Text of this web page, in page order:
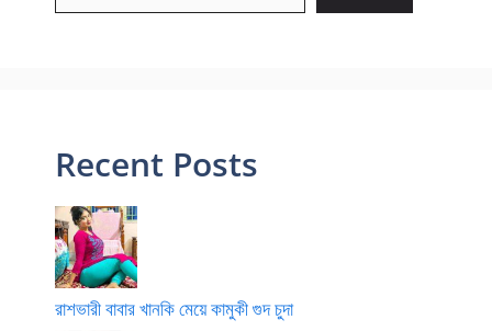
Recent Posts
রাশভারী বাবার খানকি মেয়ে কামুকী গুদ চুদা